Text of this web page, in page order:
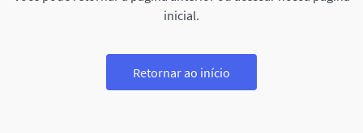
inicial.
Retornar ao início